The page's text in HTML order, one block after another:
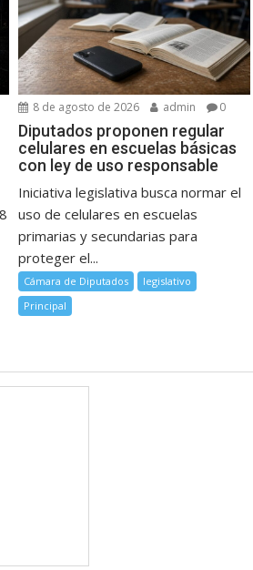
8 de agosto de 2026 admin 0
Diputados proponen regular
celulares en escuelas básicas
con ley de uso responsable
Iniciativa legislativa busca normar el
uso de celulares en escuelas
primarias y secundarias para
proteger el...
Cámara de Diputados
legislativo
Principal